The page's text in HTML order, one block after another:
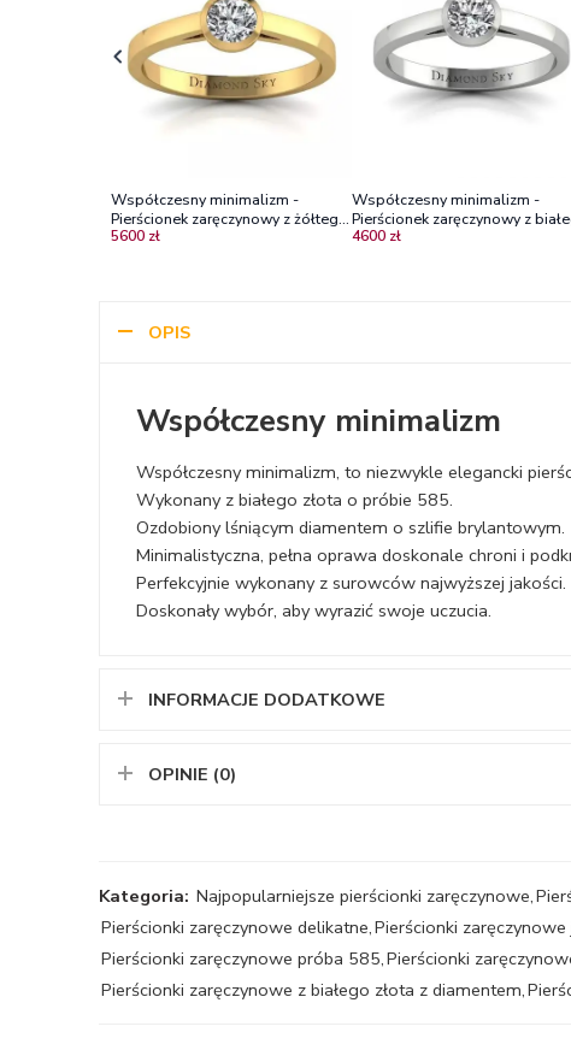
Współczesny minimalizm -
Pierścionek zaręczynowy z żółtego
złota z diamentem
5600 zł
Współczesny minimalizm -
Pierścionek zaręczynowy z
złota z diamentem
4600 zł
OPIS
Współczesny minimalizm
Współczesny minimalizm, to niezwykle elegancki
Wykonany z białego złota o próbie 585.
Ozdobiony lśniącym diamentem o szlifie brylantowym.
Minimalistyczna, pełna oprawa doskonale chroni i
Perfekcyjnie wykonany z surowców najwyższej jakości.
Doskonały wybór, aby wyrazić swoje uczucia.
INFORMACJE DODATKOWE
OPINIE (0)
Kategoria: Najpopularniejsze pierścionki zaręczynowe,
Pierścionki zaręczynowe delikatne,Pierścionki
Pierścionki zaręczynowe próba 585,Pierścionki
Pierścionki zaręczynowe z białego złota z diamentem,